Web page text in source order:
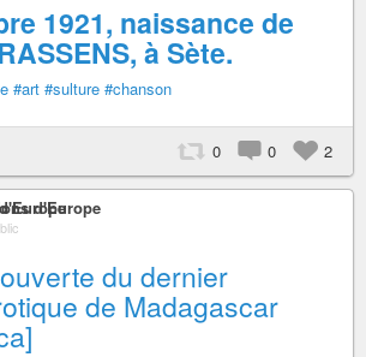
1921, naissance de
à Sète.
#art #sulture #chanson
0 0 2
d'Europe
du dernier
de Madagascar